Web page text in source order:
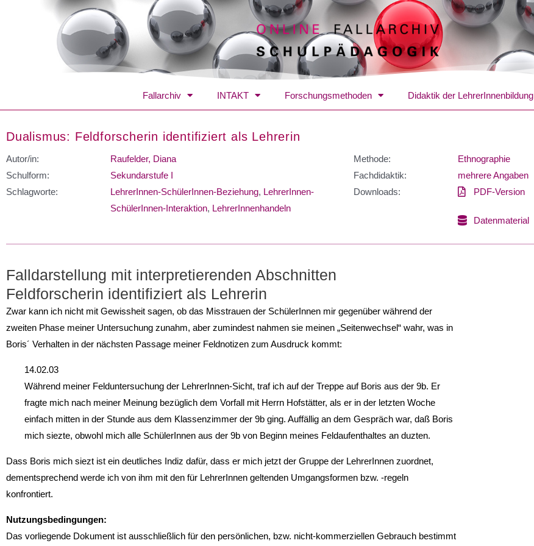
Fallarchiv INTAKT Forschungsmethoden Didaktik der LehrerInnenbildung
Dualismus: Feldforscherin identifiziert als Lehrerin
Autor/in:
Raufelder, Diana
Schulform:
Sekundarstufe I
Schlagworte:
LehrerInnen-SchülerInnen-Beziehung, LehrerInnen-
SchülerInnen-Interaktion, LehrerInnenhandeln
Methode:
Ethnographie
Fachdidaktik:
mehrere Angaben
Downloads:
PDF-Version
Datenmaterial
Falldarstellung mit interpretierenden Abschnitten
Feldforscherin identifiziert als Lehrerin
Zwar kann ich nicht mit Gewissheit sagen, ob das Misstrauen der SchülerInnen mir gegenüber während der
zweiten Phase meiner Untersuchung zunahm, aber zumindest nahmen sie meinen „Seitenwechsel“ wahr, was in
Boris´ Verhalten in der nächsten Passage meiner Feldnotizen zum Ausdruck kommt:
14.02.03
Während meiner Felduntersuchung der LehrerInnen-Sicht, traf ich auf der Treppe auf Boris aus der 9b. Er
fragte mich nach meiner Meinung bezüglich dem Vorfall mit Herrn Hofstätter, als er in der letzten Woche
einfach mitten in der Stunde aus dem Klassenzimmer der 9b ging. Auffällig an dem Gespräch war, daß Boris
mich siezte, obwohl mich alle SchülerInnen aus der 9b von Beginn meines Feldaufenthaltes an duzten.
Dass Boris mich siezt ist ein deutliches Indiz dafür, dass er mich jetzt der Gruppe der LehrerInnen zuordnet,
dementsprechend werde ich von ihm mit den für LehrerInnen geltenden Umgangsformen bzw. -regeln
konfrontiert.
Nutzungsbedingungen:
Das vorliegende Dokument ist ausschließlich für den persönlichen, bzw. nicht-kommerziellen Gebrauch bestimmt